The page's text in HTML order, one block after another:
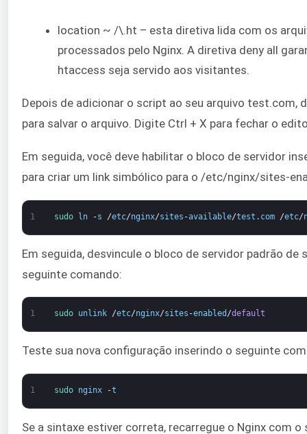
location ~ /\.ht – esta diretiva lida com os
processados pelo Nginx. A diretiva deny all
htaccess seja servido aos visitantes.
Depois de adicionar o script ao seu arquivo test.com,
para salvar o arquivo. Digite Ctrl + X para fechar o
Em seguida, você deve habilitar o bloco de servidor
para criar um link simbólico para o /etc/nginx/sites-
1 sudo ln -s /etc/nginx/sites -available/test . com /etc/
Em seguida, desvincule o bloco de servidor padrão de
seguinte comando:
1 sudo unlink /etc/nginx/sites -enabled /default
Teste sua nova configuração inserindo o seguinte
1 sudo nginx -t
Se a sintaxe estiver correta, recarregue o Nginx com